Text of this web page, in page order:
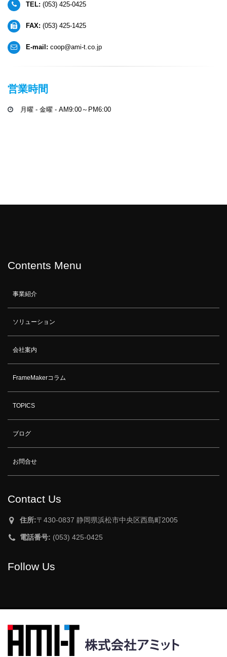
TEL: (053) 425-0425
FAX: (053) 425-1425
E-mail: coop@ami-t.co.jp
営業時間
月曜 - 金曜 - AM9:00～PM6:00
Contents Menu
事業紹介
ソリューション
会社案内
FrameMakerコラム
TOPICS
ブログ
お問合せ
Contact Us
住所:〒430-0837 静岡県浜松市中央区西島町2005
電話番号: (053) 425-0425
Follow Us